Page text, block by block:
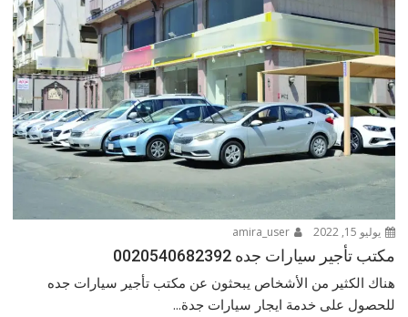
يوليو 15, 2022 amira_user
مكتب تأجير سيارات جده 0020540682392
هناك الكثير من الأشخاص يبحثون عن مكتب تأجير سيارات جده
للحصول على خدمة ايجار سيارات جدة...